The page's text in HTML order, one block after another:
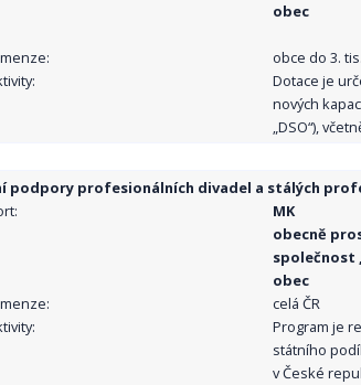
obec
obce do 3.
Dotace je
nových
„DSO“),
podpory profesionálních divadel a stálých
MK
obecně
společnost
obec
celá ČR
Program je
státního
v České